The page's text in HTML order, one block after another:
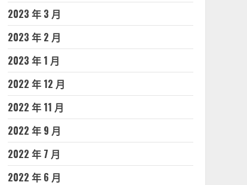
2023 年 3 月
2023 年 2 月
2023 年 1 月
2022 年 12 月
2022 年 11 月
2022 年 9 月
2022 年 7 月
2022 年 6 月